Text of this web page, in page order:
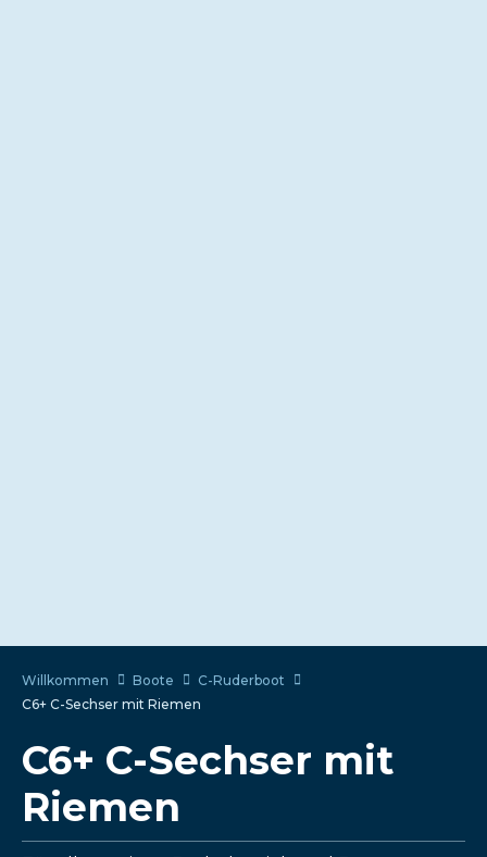
Willkommen Boote
C-Ruderboot
C6+ C-Sechser mit Riemen
C6+ C-Sechser mit
Riemen